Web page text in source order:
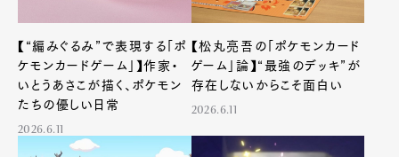
【“編みぐるみ”で表現する「ポ
ケモンカードゲーム」】作家・
いとうあさこが描く、ポケモン
たちの優しい日常
2026.6.11
【松丸亮吾の「ポケモンカード
ゲーム」論】“最強のデッキ”が
存在しないからこそ面白い
2026.6.11